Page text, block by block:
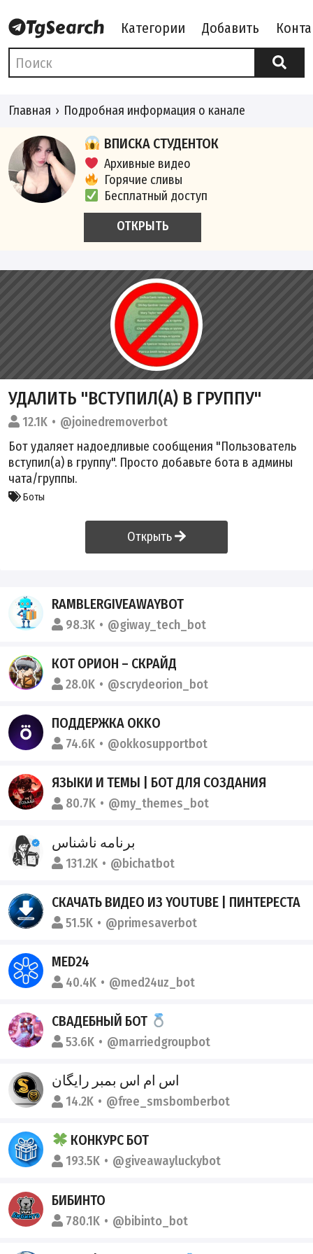
Категории Добавить
Главная Подробная информация о канале
ВПИСКА СТУДЕНТОК
Архивные видео
Горячие сливы
Бесплатный доступ
ОТКРЫТЬ
УДАЛИТЬ "ВСТУПИЛ(А) В ГРУППУ"
12.1K
@joinedremoverbot
Бот удаляет надоедливые сообщения "Пользователь
вступил(а) в группу". Просто добавьте бота в админы
чата/группы.
Боты
Открыть
RAMBLERGIVEAWAYBOT
98.3K @giway_tech_bot
КОТ ОРИОН – СКРАЙД
28.0K @scrydeorion_bot
ПОДДЕРЖКА OKKO
74.6K @okkosupportbot
ЯЗЫКИ И ТЕМЫ | БОТ ДЛЯ СОЗДАНИЯ
80.7K @my_themes_bot
برنامه ناشناس
131.2K @bichatbot
СКАЧАТЬ ВИДЕО ИЗ YOUTUBE | ПИНТЕРЕСТА
51.5K @primesaverbot
MED24
40.4K @med24uz_bot
СВАДЕБНЫЙ БОТ
53.6K @marriedgroupbot
اس ام اس بمبر رایگان
14.2K @free_smsbomberbot
КОНКУРС БОТ
193.5K @giveawayluckybot
БИБИНТО
780.1K @bibinto_bot